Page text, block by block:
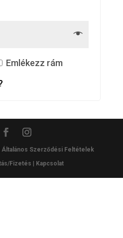
Emlékezz rám
Általános Szerződési Feltételek
Fizetés Kapcsolat